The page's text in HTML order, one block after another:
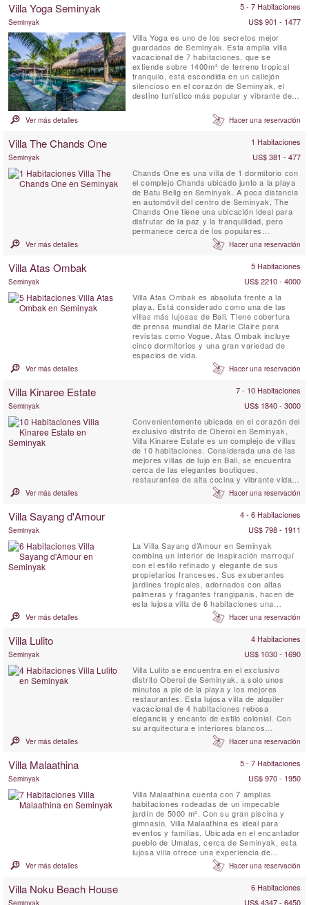
con aire acondicionado, un dormitorio infantil
Villa Yoga Seminyak 5 - 7 Habitaciones
Seminyak
US$ 901 - 1477
Villa Yoga es uno de los secretos mejor
guardados de Seminyak. Esta amplia villa
vacacional de 7 habitaciones, que se
extiende sobre 1400m² de terreno tropical
tranquilo, está escondida en un callejón
silencioso en el corazón de Seminyak, el
destino turístico más popular y vibrante de
como su nombre indica, es un sueño hecho
realidad para los yoguis y yoguinis que
Ver más detalles Hacer una reservación
Villa The Chands One 1 Habitaciones
Seminyak
US$ 381 - 477
Chands One es una villa de 1 dormitorio con
el complejo Chands ubicado junto a la playa
de Batu Belig en Seminyak. A poca distancia
en automóvil del centro de Seminyak, The
Chands One tiene una ubicación ideal para
disfrutar de la paz y la tranquilidad, pero
permanece cerca de los populares
restaurantes, boutiques y cafeterías. Esta
villa de 1 dormitorio ofrece una escapada
tropicales con piscina privada y cocina
Ver más detalles Hacer una reservación
Villa Atas Ombak 5 Habitaciones
Seminyak
US$ 2210 - 4000
Villa Atas Ombak es absoluta frente a la
playa. Está considerado como una de las
villas más lujosas de Bali. Tiene cobertura
de prensa mundial de Marie Claire para
revistas como Vogue. Atas Ombak incluye
cinco dormitorios y una gran variedad de
espacios de vida.
Ver más detalles Hacer una reservación
Villa Kinaree Estate 7 - 10 Habitaciones
Seminyak
US$ 1840 - 3000
Convenientemente ubicada en el corazón del
exclusivo distrito de Oberoi en Seminyak,
Villa Kinaree Estate es un complejo de villas
de 10 habitaciones. Considerada una de las
mejores villas de lujo en Bali, se encuentra
cerca de las elegantes boutiques,
restaurantes de alta cocina y vibrante vida
nocturna que han hecho famoso a
Seminyak, y a tan solo unos minutos a pie
Ver más detalles Hacer una reservación
Villa Sayang d'Amour 4 - 6 Habitaciones
Seminyak
US$ 798 - 1911
La Villa Sayang d’Amour en Seminyak
combina un interior de inspiración marroquí
con el estilo refinado y elegante de sus
propietarios franceses. Sus exuberantes
jardines tropicales, adornados con altas
palmeras y fragantes frangipanis, hacen de
esta lujosa villa de 6 habitaciones una
residencia inconfundiblemente balinesa.
Hospedarse en la Villa Sayang d’Amour es
cuento de Las Mil y Una Noches.
Ver más detalles Hacer una reservación
Villa Lulito 4 Habitaciones
Seminyak
US$ 1030 - 1690
Villa Lulito se encuentra en el exclusivo
distrito Oberoi de Seminyak, a solo unos
minutos a pie de la playa y los mejores
restaurantes. Esta lujosa villa de alquiler
vacacional de 4 habitaciones rebosa
elegancia y encanto de estilo colonial. Con
su arquitectura e interiores blancos
impecables, Villa Lulito es el refugio perfecto
en Bali para disfrutar de unas vacaciones
Ver más detalles Hacer una reservación
Villa Malaathina 5 - 7 Habitaciones
Seminyak
US$ 970 - 1950
Villa Malaathina cuenta con 7 amplias
habitaciones rodeadas de un impecable
jardín de 5000 m². Con su gran piscina y
gimnasio, Villa Malaathina es ideal para
eventos y familias. Ubicada en el encantador
pueblo de Umalas, cerca de Seminyak, esta
lujosa villa ofrece una experiencia de
realeza en un entorno sereno y bellamente
Ver más detalles Hacer una reservación
Villa Noku Beach House 6 Habitaciones
Seminyak US$ 4347 - 6450